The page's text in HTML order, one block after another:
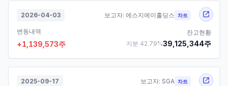
2026-04-03 보고자: 에스지에이홀딩스 차트
변동내역
+1,139,573주
잔고현황
지분 42.79%39,125,344주
2025-09-17 보고자: SGA 차트